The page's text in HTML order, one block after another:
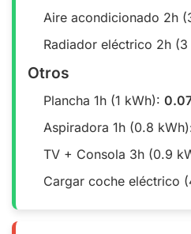
Aire acondicionado 2h
Radiador eléctrico 2h (3
Otros
Plancha 1h (1 kWh):
Aspiradora 1h (0.8
TV + Consola 3h (0.9
Cargar coche eléctrico